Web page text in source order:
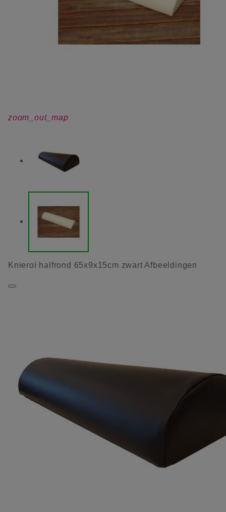
zoom_out_map
Knierol halfrond 65x9x15cm zwart Afbeeldingen